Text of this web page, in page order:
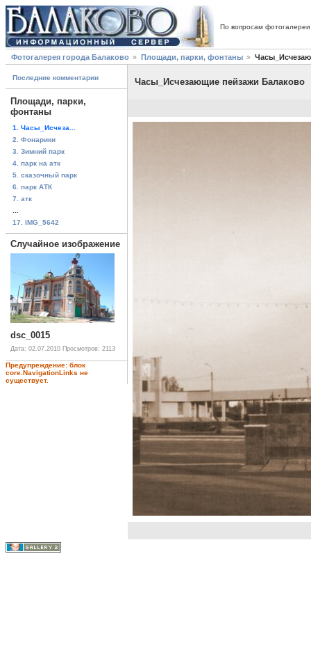
По вопросам
Фотогалерея города Балаково Площади, парки, фонтаны
Последние комментарии
Площади, парки,
фонтаны
1. Часы_Исчеза...
2. Фонарики
3. Зимний парк
4. парк на атк
5. сказочный парк
6. парк АТК
7. атк
17. IMG_5642
Случайное изображение
dsc_0015
Дата: 02.07.2010 Просмотров: 2113
Предупреждение: блок
core.NavigationLinks не
существует.
Часы_Исчезающие пейзажи Балаково